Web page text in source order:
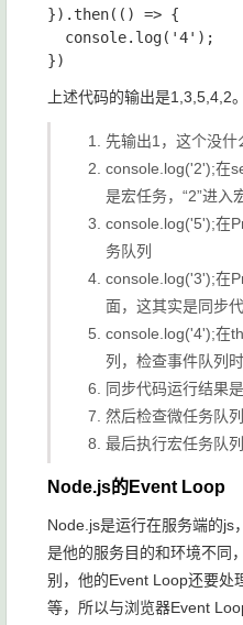
}).then(() => {
  console.log('4');
上述代码的输出是1,3,5,4,2
先输出1，这个没
console.log('2');在
是宏任务，“2”进入
console.log('5');在
务队列
console.log('3');在
面，这其实是同步
console.log('4');在
列，检查事件队列
同步代码运行结果
然后检查微任务队
最后执行宏任务队
Node.js的Event Loop
Node.js是运行在服务端的js
是他的服务目的和环境不同
别，他的Event Loop还要处
等，所以与浏览器Event